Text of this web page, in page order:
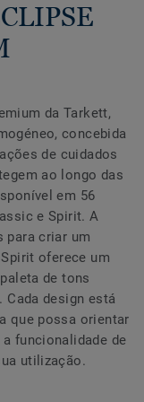
da Tarkett,
concebida
de cuidados
ao longo das
em 56
e Spirit. A
para criar um
oferece um
de tons
design está
que possa orientar
funcionalidade de
utilização.